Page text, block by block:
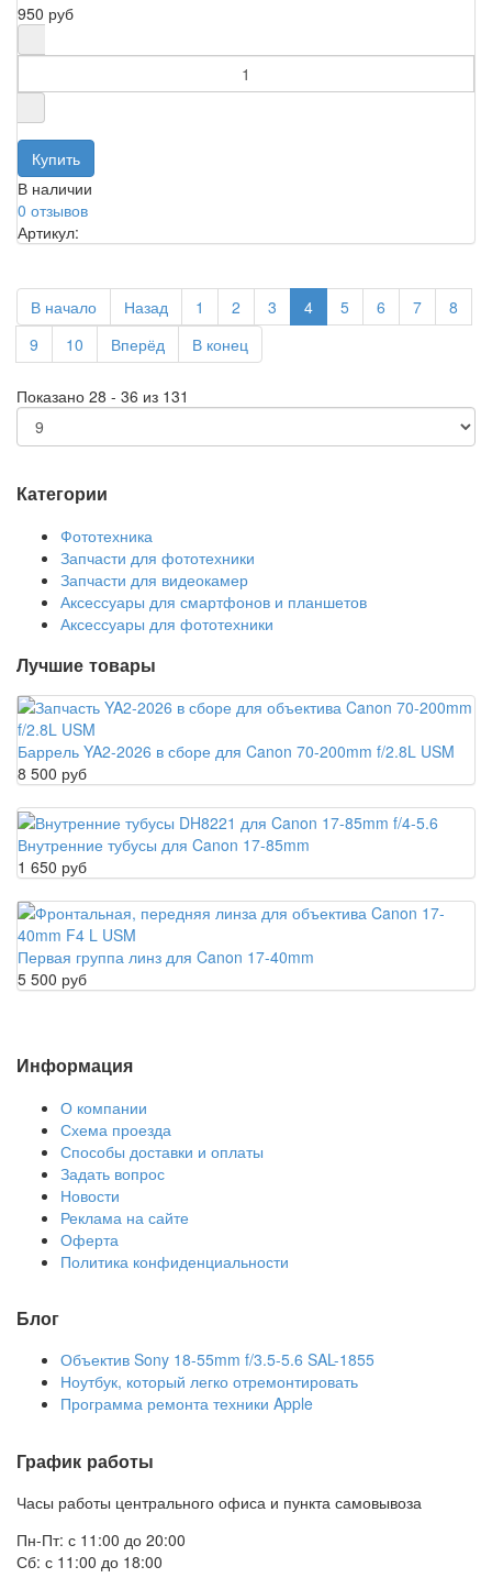
950 руб
В наличии
0 отзывов
Артикул:
В начало Назад 1 2 3 4 5 6 7
8
9
10 Вперёд В конец
Показано 28 - 36 из 131
Категории
Фототехника
Запчасти для фототехники
Запчасти для видеокамер
Аксессуары для смартфонов и планшетов
Аксессуары для фототехники
Лучшие товары
Баррель YA2-2026 в сборе для Canon 70-200mm f/2.8L USM
8 500 руб
Внутренние тубусы для Canon 17-85mm
1 650 руб
Первая группа линз для Canon 17-40mm
5 500 руб
Информация
О компании
Схема проезда
Способы доставки и оплаты
Задать вопрос
Новости
Реклама на сайте
Оферта
Политика конфиденциальности
Блог
Объектив Sony 18-55mm f/3.5-5.6 SAL-1855
Ноутбук, который легко отремонтировать
Программа ремонта техники Apple
График работы
Часы работы центрального офиса и пункта самовывоза
Пн-Пт: с 11:00 до 20:00
Сб: с 11:00 до 18:00